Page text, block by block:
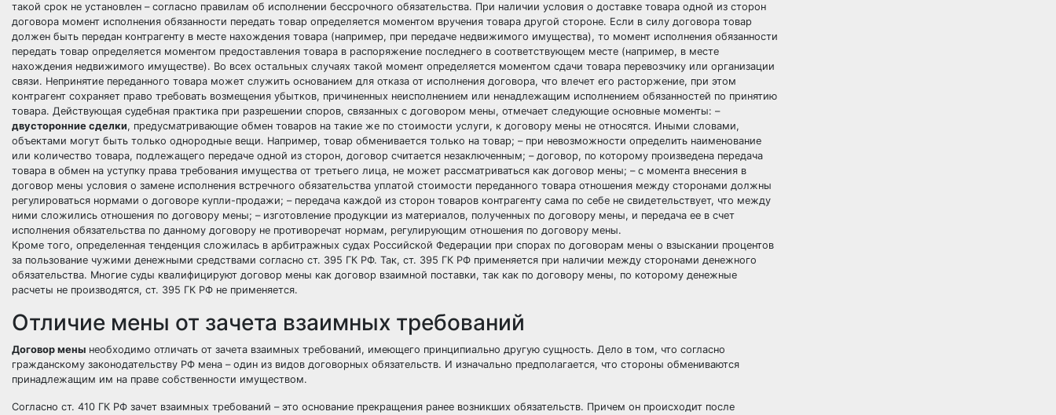
такой срок не установлен – согласно правилам об исполнении бессрочного обязательства. При наличии условия о доставке товара одной из сторон
договора момент исполнения обязанности передать товар определяется моментом вручения товара другой стороне. Если в силу договора товар
должен быть передан контрагенту в месте нахождения товара (например, при передаче недвижимого имущества), то момент исполнения обязанности
передать товар определяется моментом предоставления товара в распоряжение последнего в соответствующем месте (например, в месте
нахождения недвижимого имуществе). Во всех остальных случаях такой момент определяется моментом сдачи товара перевозчику или организации
связи. Непринятие переданного товара может служить основанием для отказа от исполнения договора, что влечет его расторжение, при этом
контрагент сохраняет право требовать возмещения убытков, причиненных неисполнением или ненадлежащим исполнением обязанностей по принятию
товара. Действующая судебная практика при разрешении споров, связанных с договором мены, отмечает следующие основные моменты: –
двусторонние сделки, предусматривающие обмен товаров на такие же по стоимости услуги, к договору мены не относятся. Иными словами,
объектами могут быть только однородные вещи. Например, товар обменивается только на товар; – при невозможности определить наименование
или количество товара, подлежащего передаче одной из сторон, договор считается незаключенным; – договор, по которому произведена передача
товара в обмен на уступку права требования имущества от третьего лица, не может рассматриваться как договор мены; – с момента внесения в
договор мены условия о замене исполнения встречного обязательства уплатой стоимости переданного товара отношения между сторонами должны
регулироваться нормами о договоре купли-продажи; – передача каждой из сторон товаров контрагенту сама по себе не свидетельствует, что между
ними сложились отношения по договору мены; – изготовление продукции из материалов, полученных по договору мены, и передача ее в счет
исполнения обязательства по данному договору не противоречат нормам, регулирующим отношения по договору мены.
Кроме того, определенная тенденция сложилась в арбитражных судах Российской Федерации при спорах по договорам мены о взыскании процентов
за пользование чужими денежными средствами согласно ст. 395 ГК РФ. Так, ст. 395 ГК РФ применяется при наличии между сторонами денежного
обязательства. Многие суды квалифицируют договор мены как договор взаимной поставки, так как по договору мены, по которому денежные
расчеты не производятся, ст. 395 ГК РФ не применяется.
Отличие мены от зачета взаимных требований
Договор мены необходимо отличать от зачета взаимных требований, имеющего принципиально другую сущность. Дело в том, что согласно
гражданскому законодательству РФ мена – один из видов договорных обязательств. И изначально предполагается, что стороны обмениваются
принадлежащим им на праве собственности имуществом.
Согласно ст. 410 ГК РФ зачет взаимных требований – это основание прекращения ранее возникших обязательств. Причем он происходит после